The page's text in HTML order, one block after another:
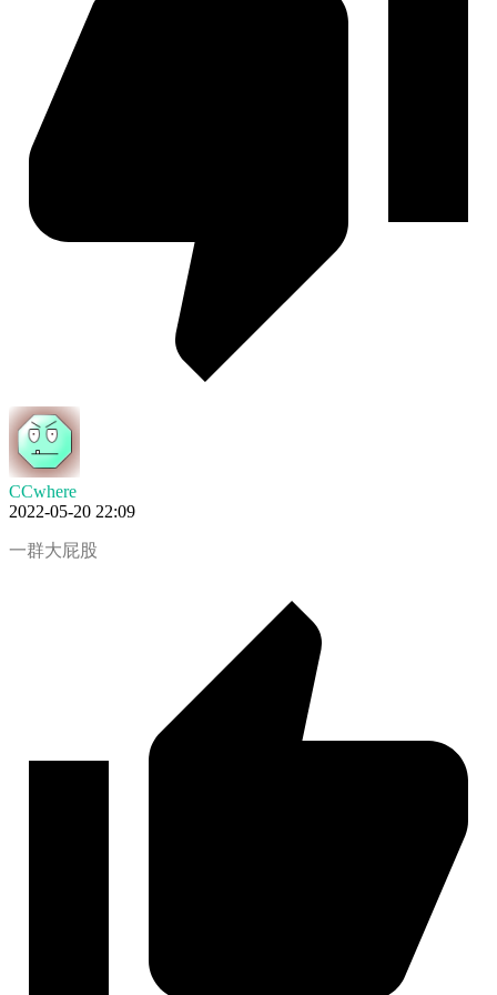
CCwhere
2022-05-20 22:09
一群大屁股